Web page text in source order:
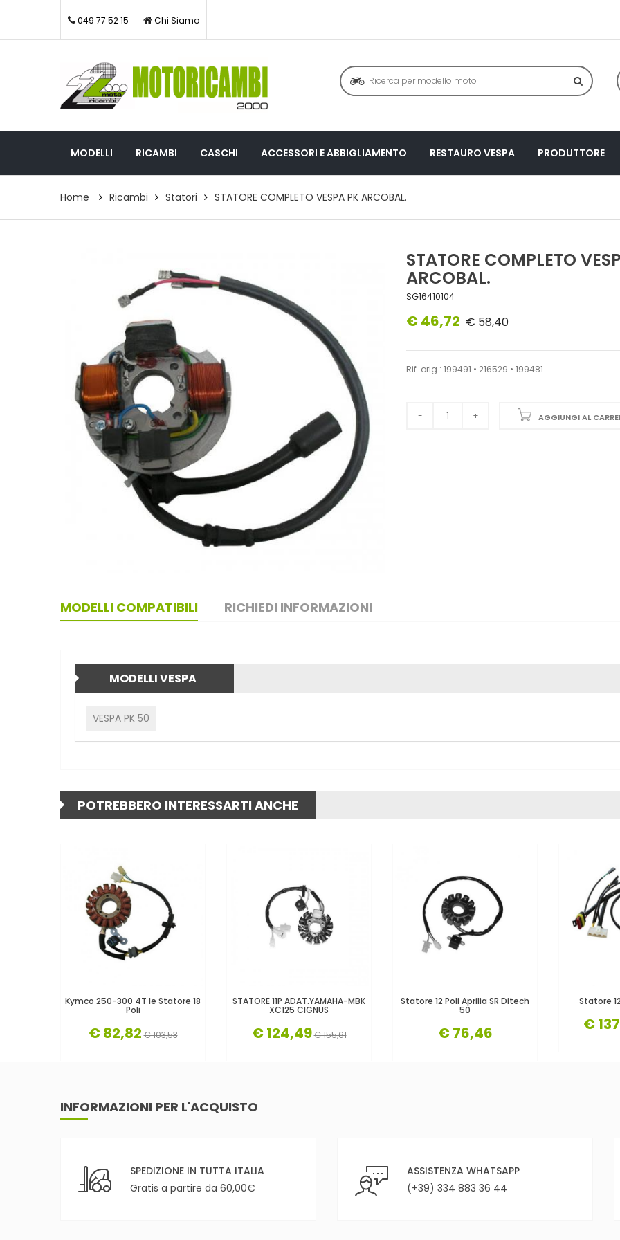
049 77 52 15 Chi Siamo
MODELLI RICAMBI CASCHI ACCESSORI E ABBIGLIAMENTO RESTAURO VESPA PRODUTTORE
Home Ricambi Statori STATORE COMPLETO VESPA PK ARCOBAL.
STATORE COMPLETO
ARCOBAL.
SG16410104
€ 46,72 € 58,40
Rif. orig.: 199491 • 216529 • 199481
AGGIUNGI AL
MODELLI COMPATIBILI RICHIEDI INFORMAZIONI
MODELLI VESPA
VESPA PK 50
POTREBBERO INTERESSARTI ANCHE
Kymco 250-300 4T Ie Statore 18
Poli
€ 82,82 € 103,53
STATORE 11P ADAT.YAMAHA-MBK
XC125 CIGNUS
€ 124,49€ 155,61
Statore 12 Poli Aprilia SR Ditech
50
€ 76,46
Statore
€
INFORMAZIONI PER L'ACQUISTO
SPEDIZIONE IN TUTTA ITALIA
Gratis a partire da 60,00€
ASSISTENZA WHATSAPP
(+39) 334 883 36 44